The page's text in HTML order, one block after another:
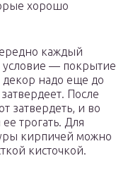
хорошо
каждый
условие — покрытие
надо еще до
После
затвердеть, и во
трогать. Для
кирпичей можно
кисточкой.